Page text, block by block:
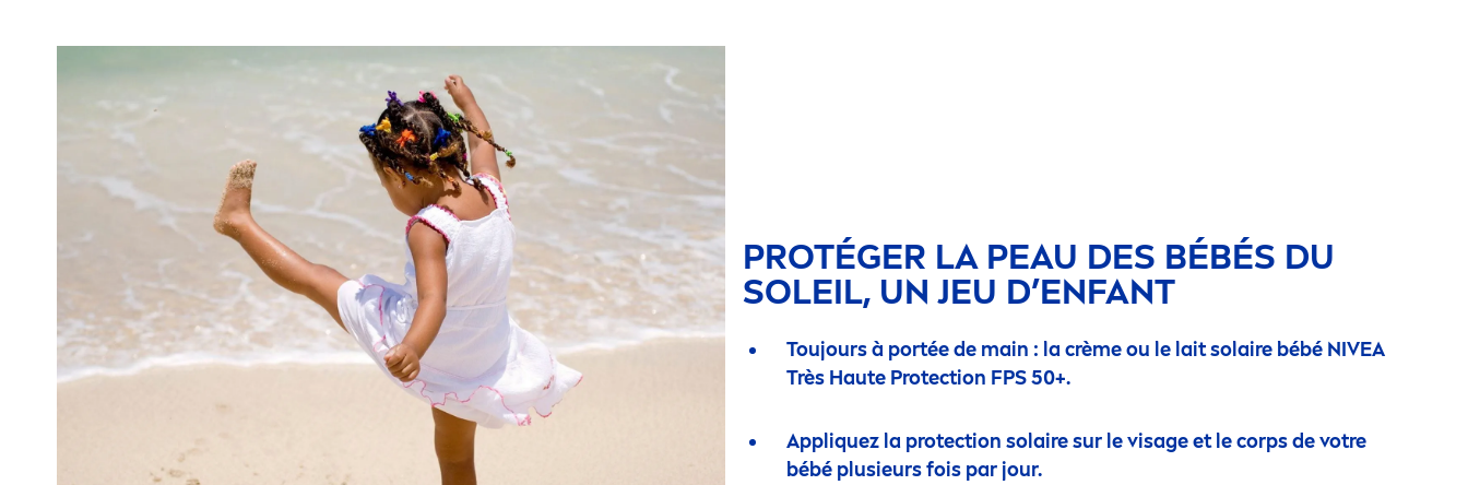
PROTÉGER LA PEAU DES BÉBÉS DU
SOLEIL, UN JEU D’ENFANT
Toujours à portée de main : la crème ou le lait solaire bébé NIVEA
Très Haute Protection FPS 50+.
Appliquez la protection solaire sur le visage et le corps de votre
bébé plusieurs fois par jour.